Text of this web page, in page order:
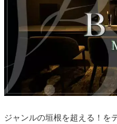
ジャンルの垣根を超える！を